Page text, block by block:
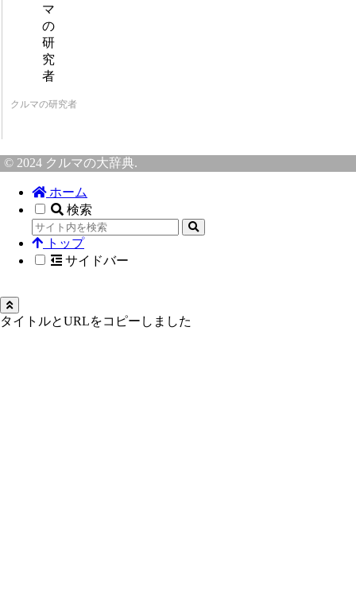
クルマの研究者
© 2024 クルマの大辞典.
ホーム
検索
トップ
サイドバー
タイトルとURLをコピーしました